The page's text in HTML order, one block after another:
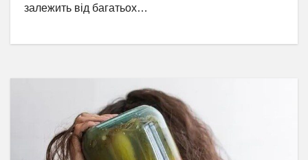
залежить від багатьох…